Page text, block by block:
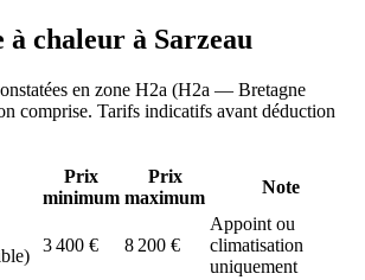
à chaleur à Sarzeau
en zone H2a (H2a — Bretagne
comprise. Tarifs indicatifs avant déduction
Prix
minimum
Prix
maximum
Note
3 400 € 8 200 €
Appoint ou
climatisation
uniquement